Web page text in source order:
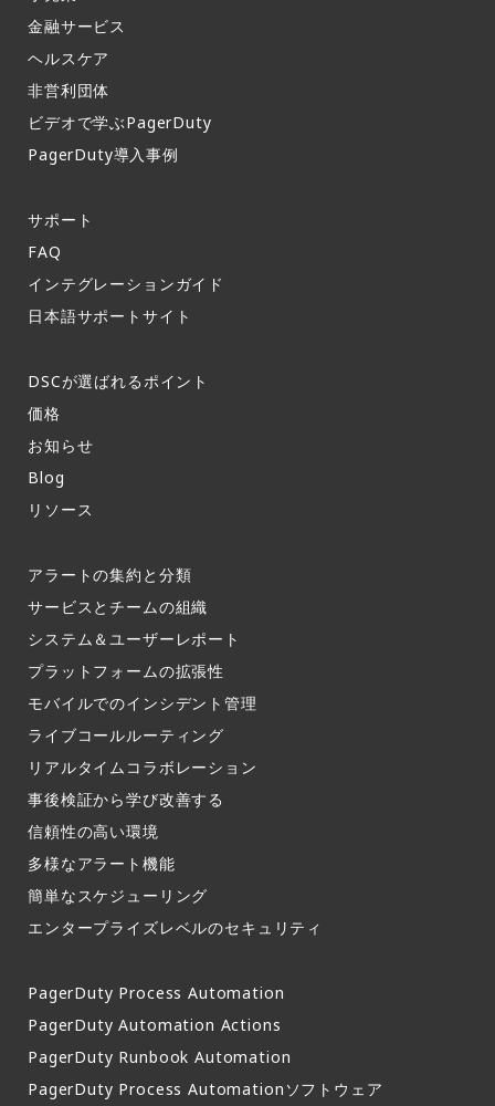
金融サービス
ヘルスケア
非営利団体
ビデオで学ぶPagerDuty
PagerDuty導入事例​
サポート​
FAQ​
インテグレーションガイド​
日本語サポートサイト​
DSCが選ばれるポイント
価格
お知らせ​
Blog
リソース
アラートの集約と分類​
サービスとチームの組織​
システム＆ユーザーレポート​
プラットフォームの拡張性
モバイルでのインシデント管理​
ライブコールルーティング​
リアルタイムコラボレーション​
事後検証から学び改善する
信頼性の高い環境​
多様なアラート機能​
簡単なスケジューリング​
エンタープライズレベルのセキュリティ
PagerDuty Process Automation
PagerDuty Automation Actions
PagerDuty Runbook Automation
PagerDuty Process Automationソフトウェア